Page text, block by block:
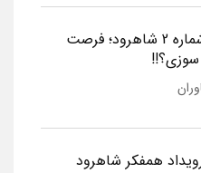
شهرک صنعتی شماره 2 شاهرود؛ فرصت
همفکر شاهرود